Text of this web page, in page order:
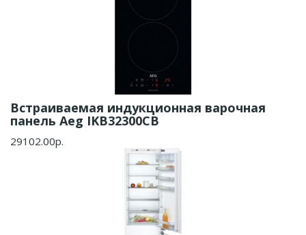
Встраиваемая индукционная варочная
панель Aeg IKB32300CB
29102.00р.